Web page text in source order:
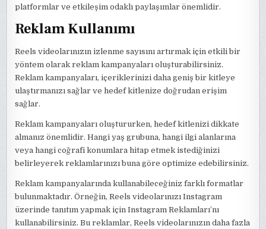
platformlar ve etkileşim odaklı paylaşımlar önemlidir.
Reklam Kullanımı
Reels videolarınızın izlenme sayısını artırmak için etkili bir
yöntem olarak reklam kampanyaları oluşturabilirsiniz.
Reklam kampanyaları, içeriklerinizi daha geniş bir kitleye
ulaştırmanızı sağlar ve hedef kitlenize doğrudan erişim
sağlar.
Reklam kampanyaları oluştururken, hedef kitlenizi dikkate
almanız önemlidir. Hangi yaş grubuna, hangi ilgi alanlarına
veya hangi coğrafi konumlara hitap etmek istediğinizi
belirleyerek reklamlarınızı buna göre optimize edebilirsiniz.
Reklam kampanyalarında kullanabileceğiniz farklı formatlar
bulunmaktadır. Örneğin, Reels videolarınızı Instagram
üzerinde tanıtım yapmak için Instagram Reklamları’nı
kullanabilirsiniz. Bu reklamlar, Reels videolarınızın daha fazla